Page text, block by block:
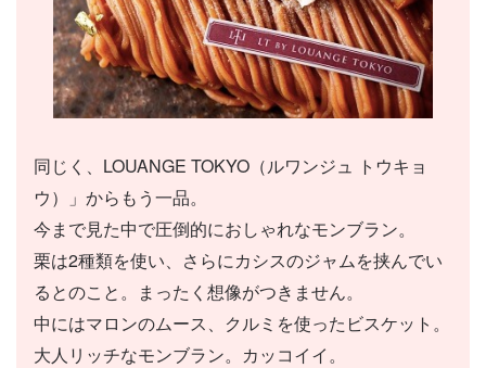
同じく、LOUANGE TOKYO（ルワンジュ トウキョ
ウ）」からもう一品。
今まで見た中で圧倒的におしゃれなモンブラン。
栗は2種類を使い、さらにカシスのジャムを挟んでい
るとのこと。まったく想像がつきません。
中にはマロンのムース、クルミを使ったビスケット。
大人リッチなモンブラン。カッコイイ。